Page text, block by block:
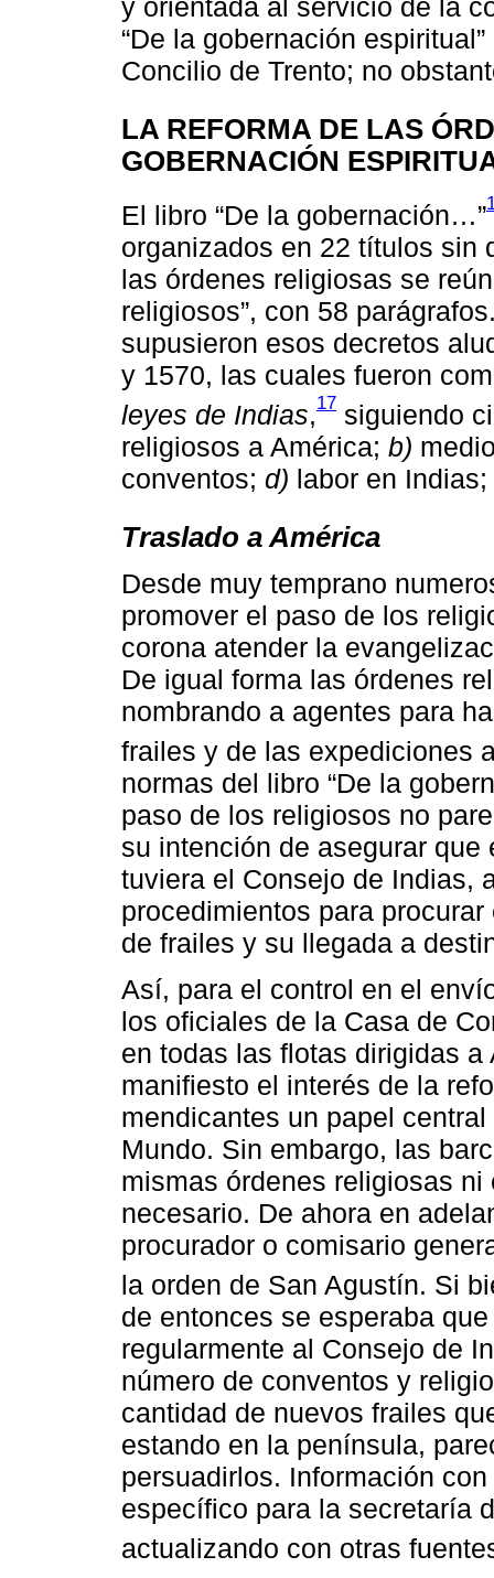
y orientada al servicio de la
“De la gobernación
Concilio de Trento; no
LA REFORMA DE LAS
GOBERNACIÓN
El libro “De la gobernación…”
organizados en 22 títulos sin
las órdenes religiosas se
religiosos”, con 58
supusieron esos decretos
y 1570, las cuales fueron
leyes de Indias,17 siguiendo
religiosos a América; b)
conventos; d) labor en
Traslado a América
Desde muy temprano
promover el paso de los
corona atender la
De igual forma las órdenes
nombrando a agentes para
frailes y de las expediciones
normas del libro “De la
paso de los religiosos no
su intención de asegurar
tuviera el Consejo de Indias,
procedimientos para
de frailes y su llegada a
Así, para el control en el
los oficiales de la Casa de
en todas las flotas dirigidas
manifiesto el interés de la
mendicantes un papel
Mundo. Sin embargo, las
mismas órdenes religiosas
necesario. De ahora en
procurador o comisario
la orden de San Agustín. Si
de entonces se esperaba
regularmente al Consejo de
número de conventos y
cantidad de nuevos frailes
estando en la península,
persuadirlos. Información
específico para la secretaría
actualizando con otras